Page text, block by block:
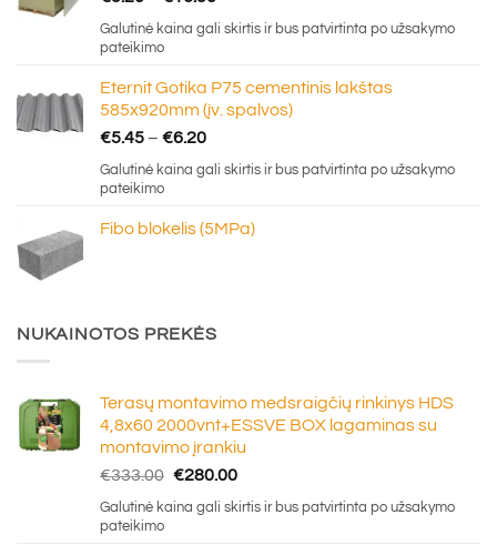
range:
€16.50
Galutinė kaina gali skirtis ir bus patvirtinta po užsakymo
pateikimo
Eternit Gotika P75 cementinis lakštas
585x920mm (įv. spalvos)
€5.45 – €6.20Price
range:
€6.20
Galutinė kaina gali skirtis ir bus patvirtinta po užsakymo
pateikimo
Fibo blokelis (5MPa)
NUKAINOTOS PREKĖS
Terasų montavimo medsraigčių rinkinys HDS
4,8x60 2000vnt+ESSVE BOX lagaminas su
montavimo įrankiu
€333.00 Original
price
was:
€280.00Current
price
Galutinė kaina gali skirtis ir bus patvirtinta po užsakymo
pateikimo